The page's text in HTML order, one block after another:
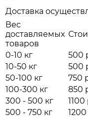
Доставка
Вес
доставляемых
товаров
0-10 кг
500
10-50 кг
500
50-100 кг
750
100-300 кг
850
300 - 500 кг
1100
500 - 750 кг